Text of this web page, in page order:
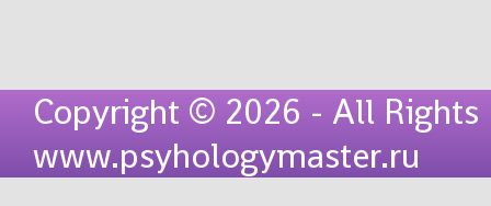
Copyright © 2026 - All Rights
www.psyhologymaster.ru